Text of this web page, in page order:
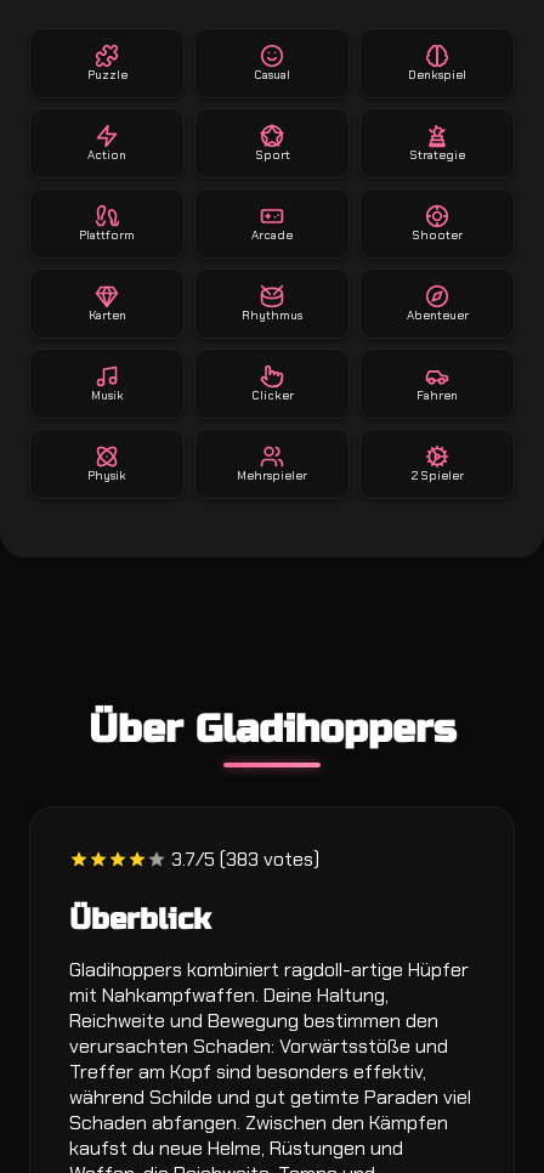
Puzzle Casual Denkspiel
Action Sport Strategie
Plattform Arcade Shooter
Karten Rhythmus Abenteuer
Musik Clicker Fahren
Physik Mehrspieler 2 Spieler
Über Gladihoppers
3.7/5 (383 votes)
Überblick
Gladihoppers kombiniert ragdoll-artige Hüpfer
mit Nahkampfwaffen. Deine Haltung,
Reichweite und Bewegung bestimmen den
verursachten Schaden: Vorwärtsstöße und
Treffer am Kopf sind besonders effektiv,
während Schilde und gut getimte Paraden viel
Schaden abfangen. Zwischen den Kämpfen
kaufst du neue Helme, Rüstungen und